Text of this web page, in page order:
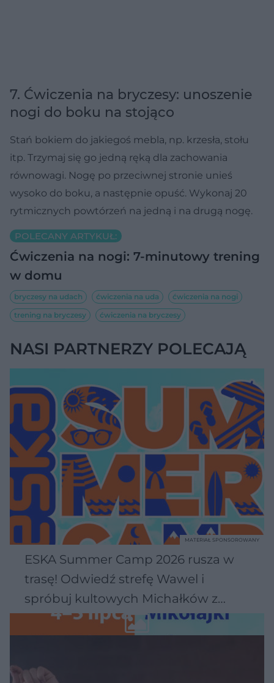
7. Ćwiczenia na bryczesy: unoszenie
nogi do boku na stojąco
Stań bokiem do jakiegoś mebla, np. krzesła, stołu
itp. Trzymaj się go jedną ręką dla zachowania
równowagi. Nogę po przeciwnej stronie unieś
wysoko do boku, a następnie opuść. Wykonaj 20
rytmicznych powtórzeń na jedną i na drugą nogę.
POLECANY ARTYKUŁ:
Ćwiczenia na nogi: 7-minutowy trening
w domu
bryczesy na udach ćwiczenia na uda
ćwiczenia na nogi
trening na bryczesy
ćwiczenia na bryczesy
NASI PARTNERZY POLECAJĄ
ESKA Summer Camp 2026 rusza w
trasę! Odwiedź strefę Wawel i
spróbuj kultowych Michałków z
Wawelu
MATERIAŁ SPONSOROWANY